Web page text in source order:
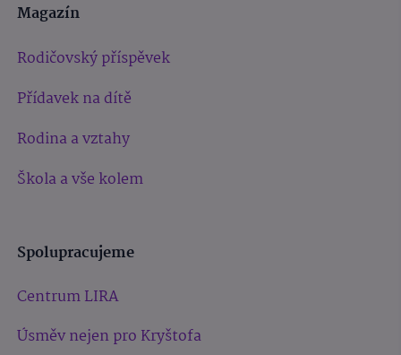
Magazín
Rodičovský příspěvek
Přídavek na dítě
Rodina a vztahy
Škola a vše kolem
Spolupracujeme
Centrum LIRA
Úsměv nejen pro Kryštofa